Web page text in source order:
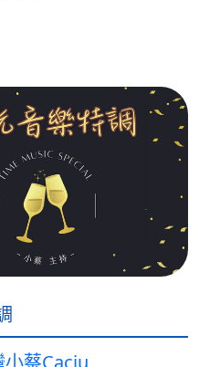
小蔡Caciu